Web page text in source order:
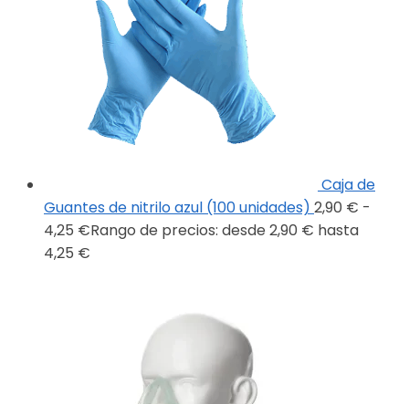
Caja de
Guantes de nitrilo azul (100 unidades) 2,90 € -
4,25 €Rango de precios: desde 2,90 € hasta
4,25 €